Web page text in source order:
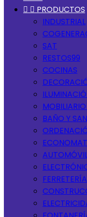
  PRODUCTOS
INDUSTRIAL
SAT
RESTOS99
COCINAS
BAÑO Y
FERRETERÍA